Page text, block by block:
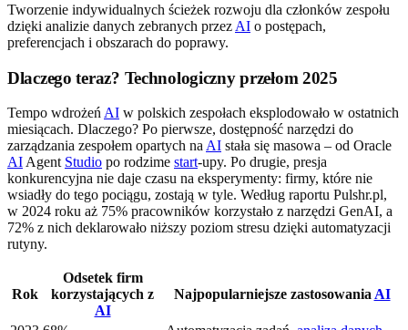
Tworzenie indywidualnych ścieżek rozwoju dla członków zespołu
dzięki analizie danych zebranych przez AI o postępach,
preferencjach i obszarach do poprawy.
Dlaczego teraz? Technologiczny przełom 2025
Tempo wdrożeń AI w polskich zespołach eksplodowało w ostatnich
miesiącach. Dlaczego? Po pierwsze, dostępność narzędzi do
zarządzania zespołem opartych na AI stała się masowa – od Oracle
AI Agent Studio po rodzime start-upy. Po drugie, presja
konkurencyjna nie daje czasu na eksperymenty: firmy, które nie
wsiadły do tego pociągu, zostają w tyle. Według raportu Pulshr.pl,
w 2024 roku aż 75% pracowników korzystało z narzędzi GenAI, a
72% z nich deklarowało niższy poziom stresu dzięki automatyzacji
rutyny.
Rok
Odsetek firm
korzystających z
AI
Najpopularniejsze zastosowania AI